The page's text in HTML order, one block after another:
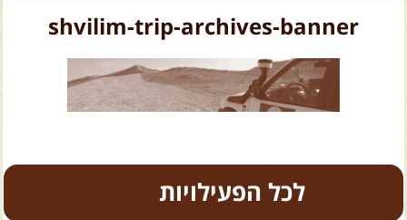
נהיגה
שבילים
פודקאסט ג'יפאות
shvilim-trip-archives-banner
כל הפעילויות